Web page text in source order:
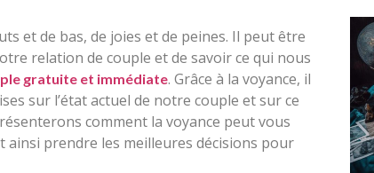
et de bas, de joies et de peines. Il peut être
relation de couple et de savoir ce qui nous
gratuite et immédiate. Grâce à la voyance, il
sur l’état actuel de notre couple et sur ce
comment la voyance peut vous
prendre les meilleures décisions pour